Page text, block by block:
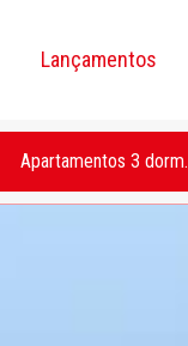
Lançamentos
Apartamentos 3 dorm.